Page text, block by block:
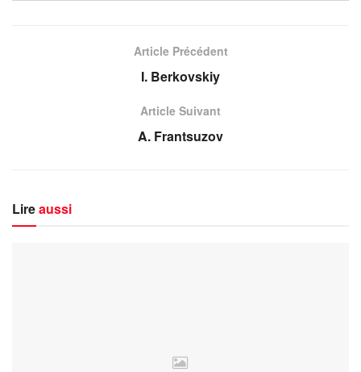
Article Précédent
I. Berkovskiy
Article Suivant
A. Frantsuzov
Lireaussi